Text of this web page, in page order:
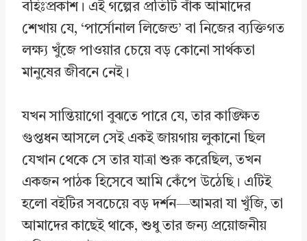
বহিঃপ্রকাশ। এই গল্পের প্রতিটি বাঁক আমাদের
শেখায় যে, ‘পার্সোনাল লিজেন্ড’ বা নিজের ব্যক্তিগত
লক্ষ্য খুঁজে পাওয়ার চেয়ে বড় কোনো সার্থকতা
মানুষের জীবনে নেই।
যখন সান্তিয়াগো বুঝতে পারে যে, তার কাঙ্ক্ষিত
গুপ্তধন আসলে সেই একই জায়গায় লুকানো ছিল
যেখান থেকে সে তার যাত্রা শুরু করেছিল, তখন
একজন পাঠক হিসেবে আমি কেঁপে উঠেছি। এটিই
হলো বইটির সবচেয়ে বড় দর্শন—আমরা যা খুঁজি, তা
আমাদের কাছেই থাকে, শুধু তার জন্য প্রয়োজনীয়